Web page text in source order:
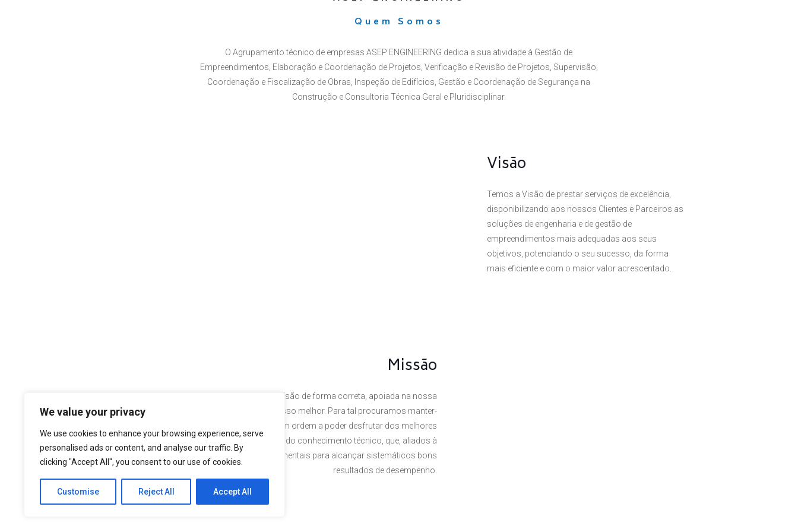
We value your privacy
We use cookies to enhance your browsing experience, serve
personalised ads or content, and analyse our traffic. By
clicking "Accept All", you consent to our use of cookies.
Customise Reject All Accept All
Quem Somos
O Agrupamento técnico de empresas ASEP ENGINEERING dedica a sua atividade à Gestão de
Empreendimentos, Elaboração e Coordenação de Projetos, Verificação e Revisão de Projetos, Supervisão,
Coordenação e Fiscalização de Obras, Inspeção de Edifícios, Gestão e Coordenação de Segurança na
Construção e Consultoria Técnica Geral e Pluridisciplinar.
Visão
Temos a Visão de prestar serviços de excelência,
disponibilizando aos nossos Clientes e Parceiros as
soluções de engenharia e de gestão de
empreendimentos mais adequadas aos seus
objetivos, potenciando o seu sucesso, da forma
mais eficiente e com o maior valor acrescentado.
Missão
Temos por Missão desempenhar a nossa visão de forma correta, apoiada na nossa
cultura organizacional, dando sempre o nosso melhor. Para tal procuramos manter-
nos atualizados face ao estado da arte, em ordem a poder desfrutar dos melhores
níveis de eficiência e de elevado domínio do conhecimento técnico, que, aliados à
nossa larga experiência são fundamentais para alcançar sistemáticos bons
resultados de desempenho.